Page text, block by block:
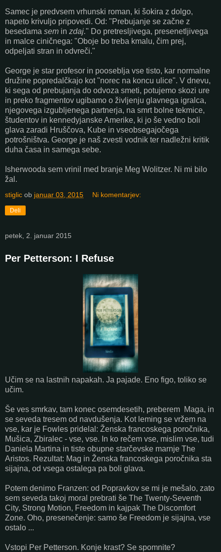
Samec je predvsem vrhunski roman, ki šokira z dolgo,
napeto krivuljo pripovedi. Od: "Prebujanje se začne z
besedama sem in zdaj." Do pretresljivega, presenetljivega
in malce ciničnega: "Oboje bo treba kmalu, čim prej,
odpeljati stran in odvreči."
George je star profesor in pooseblja vse tisto, kar normalne
družine popredalčkajo kot "norec na koncu ulice". V dnevu,
ki sega od prebujanja do odvoza smeti, potujemo skozi ure
in preko fragmentov ugibamo o življenju glavnega igralca,
njegovega izgubljenega partnerja, na smrt bolne tekmice,
študentov in kennedyjanske Amerike, ki jo še vedno boli
glava zaradi Hruščova, Kube in vseobsegajočega
potrošništva. George je naš zvesti vodnik ter nadležni kritik
duha časa in samega sebe.
Isherwooda sem vrinil med branje Meg Wolitzer. Ni mi bilo
žal.
stiglic ob januar 03, 2015 Ni komentarjev:
Deli
petek, 2. januar 2015
Per Petterson: I Refuse
Učim se na lastnih napakah. Ja pajade. Eno figo, toliko se
učim.
Še ves smrkav, tam konec osemdesetih, preberem Maga, in
se seveda tresem od navdušenja. Kot leming se vržem na
vse, kar je Fowles pridelal: Ženska francoskega poročnika,
Mušica, Zbiralec - vse, vse. In ko rečem vse, mislim vse, tudi
Daniela Martina in tiste obupne starčevske marnje The
Aristos. Rezultat: Mag in Ženska francoskega poročnika sta
sijajna, od vsega ostalega pa boli glava.
Potem denimo Franzen: od Popravkov se mi je mešalo, zato
sem seveda takoj moral prebrati še The Twenty-Seventh
City, Strong Motion, Freedom in kajpak The Discomfort
Zone. Oho, presenečenje: samo še Freedom je sijajna, vse
ostalo ...
Vstopi Per Petterson. Konje krast? Se spomnite?